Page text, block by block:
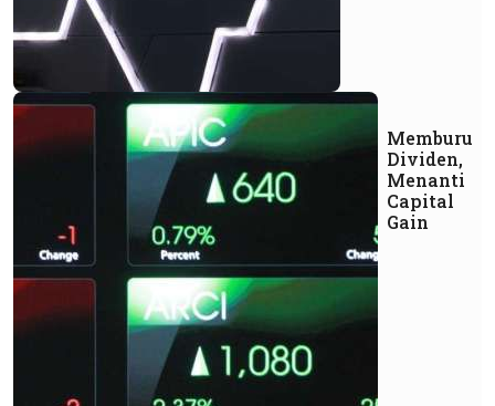
Memburu
Dividen,
Menanti
Capital
Gain